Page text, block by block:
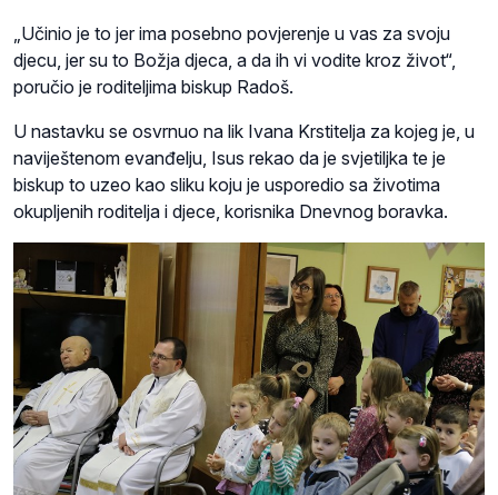
„Učinio je to jer ima posebno povjerenje u vas za svoju
djecu, jer su to Božja djeca, a da ih vi vodite kroz život“,
poručio je roditeljima biskup Radoš.
U nastavku se osvrnuo na lik Ivana Krstitelja za kojeg je, u
naviještenom evanđelju, Isus rekao da je svjetiljka te je
biskup to uzeo kao sliku koju je usporedio sa životima
okupljenih roditelja i djece, korisnika Dnevnog boravka.